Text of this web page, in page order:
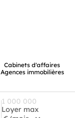
Cabinets d'affaires
Agences immobilières
Loyer max